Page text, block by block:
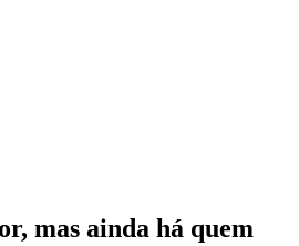
mas ainda há quem